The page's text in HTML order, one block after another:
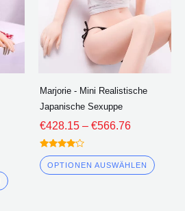
Optionen
können
Produktseite
ausgewählt
werden
Marjorie - Mini Realistische
Japanische Sexuppe
€428.15 – €566.76
Bewertet
4.00
von 5
OPTIONEN AUSWÄHLEN
Die